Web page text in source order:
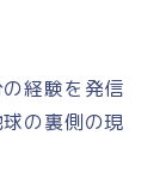
経験を発信
の裏側の現